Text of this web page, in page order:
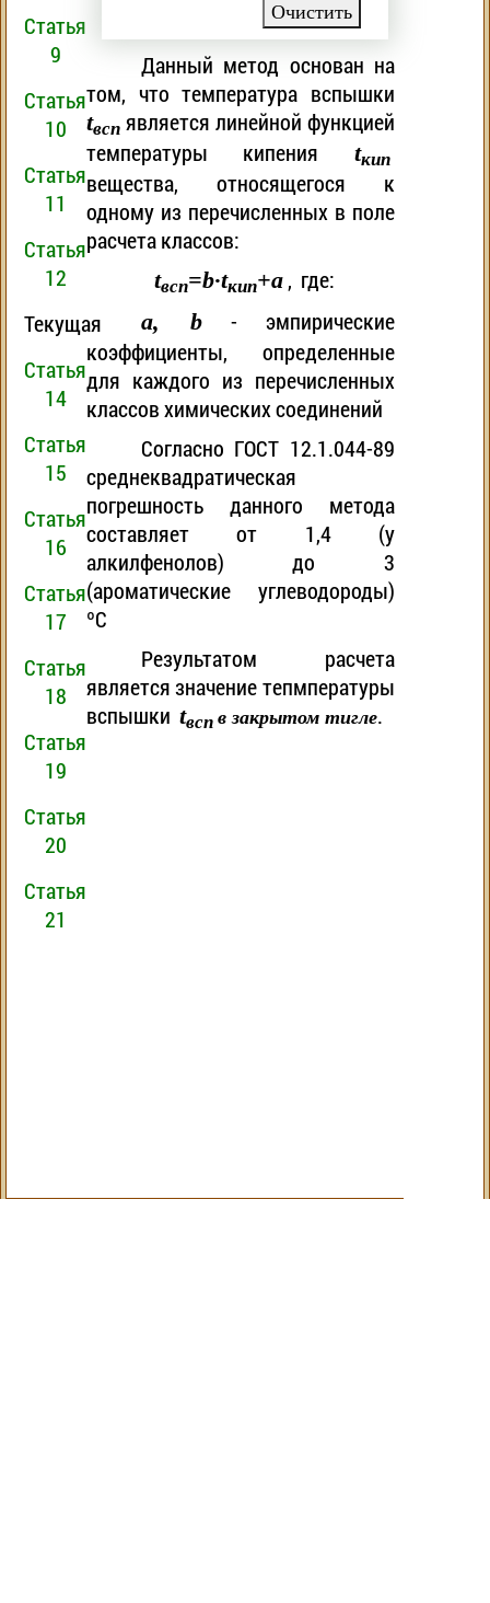
Статья
9
Статья
10
Статья
11
Статья
12
Текущая
Статья
14
Статья
15
Статья
16
Статья
17
Статья
18
Статья
19
Статья
20
Статья
21
Очистить
Данный метод основан на
том, что температура вспышки
tвспявляется линейной функцией
температуры кипенияtкип
вещества, относящегося к
одному из перечисленных в поле
расчета классов:
tвсп=b·tкип+a , где:
a, b- эмпирические
коэффициенты, определенные
для каждого из перечисленных
классов химических соединений
Согласно ГОСТ 12.1.044-89
среднеквадратическая
погрешность данного метода
составляет от 1,4 (у
алкилфенолов) до 3
(ароматические углеводороды)
ºС
Результатом расчета
является значение тепмпературы
вспышки tвсп в закрытом тигле.